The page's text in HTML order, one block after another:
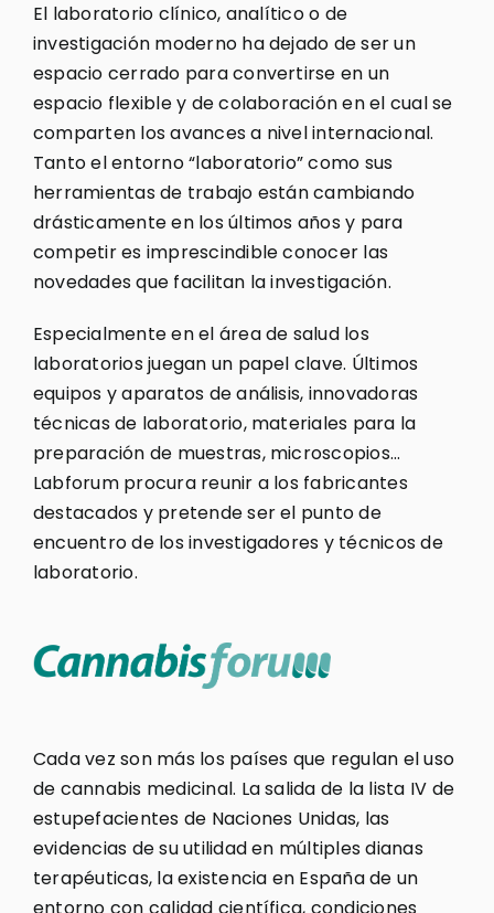
El laboratorio clínico, analítico o de
investigación moderno ha dejado de ser un
espacio cerrado para convertirse en un
espacio flexible y de colaboración en el cual se
comparten los avances a nivel internacional.
Tanto el entorno “laboratorio” como sus
herramientas de trabajo están cambiando
drásticamente en los últimos años y para
competir es imprescindible conocer las
novedades que facilitan la investigación.
Especialmente en el área de salud los
laboratorios juegan un papel clave. Últimos
equipos y aparatos de análisis, innovadoras
técnicas de laboratorio, materiales para la
preparación de muestras, microscopios…
Labforum procura reunir a los fabricantes
destacados y pretende ser el punto de
encuentro de los investigadores y técnicos de
laboratorio.
Cada vez son más los países que regulan el uso
de cannabis medicinal. La salida de la lista IV de
estupefacientes de Naciones Unidas, las
evidencias de su utilidad en múltiples dianas
terapéuticas, la existencia en España de un